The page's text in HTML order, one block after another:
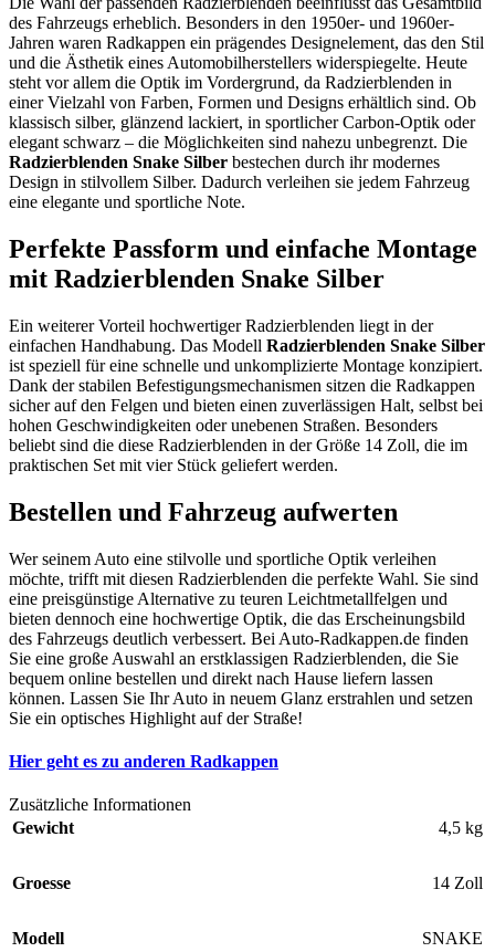
des Fahrzeugs erheblich. Besonders in den 1950er- und 1960er-
Jahren waren Radkappen ein prägendes Designelement, das den Stil
und die Ästhetik eines Automobilherstellers widerspiegelte. Heute
steht vor allem die Optik im Vordergrund, da Radzierblenden in
einer Vielzahl von Farben, Formen und Designs erhältlich sind. Ob
klassisch silber, glänzend lackiert, in sportlicher Carbon-Optik oder
elegant schwarz – die Möglichkeiten sind nahezu unbegrenzt. Die
Radzierblenden Snake Silber bestechen durch ihr modernes
Design in stilvollem Silber. Dadurch verleihen sie jedem Fahrzeug
eine elegante und sportliche Note.
Perfekte Passform und einfache Montage
mit Radzierblenden Snake Silber
Ein weiterer Vorteil hochwertiger Radzierblenden liegt in der
einfachen Handhabung. Das Modell Radzierblenden Snake Silber
ist speziell für eine schnelle und unkomplizierte Montage konzipiert.
Dank der stabilen Befestigungsmechanismen sitzen die Radkappen
sicher auf den Felgen und bieten einen zuverlässigen Halt, selbst bei
hohen Geschwindigkeiten oder unebenen Straßen. Besonders
beliebt sind die diese Radzierblenden in der Größe 14 Zoll, die im
praktischen Set mit vier Stück geliefert werden.
Bestellen und Fahrzeug aufwerten
Wer seinem Auto eine stilvolle und sportliche Optik verleihen
möchte, trifft mit diesen Radzierblenden die perfekte Wahl. Sie sind
eine preisgünstige Alternative zu teuren Leichtmetallfelgen und
bieten dennoch eine hochwertige Optik, die das Erscheinungsbild
des Fahrzeugs deutlich verbessert. Bei Auto-Radkappen.de finden
Sie eine große Auswahl an erstklassigen Radzierblenden, die Sie
bequem online bestellen und direkt nach Hause liefern lassen
können. Lassen Sie Ihr Auto in neuem Glanz erstrahlen und setzen
Sie ein optisches Highlight auf der Straße!
Hier geht es zu anderen Radkappen
Zusätzliche Informationen
Gewicht
4,5 kg
Groesse 14 Zoll
Modell SNAKE